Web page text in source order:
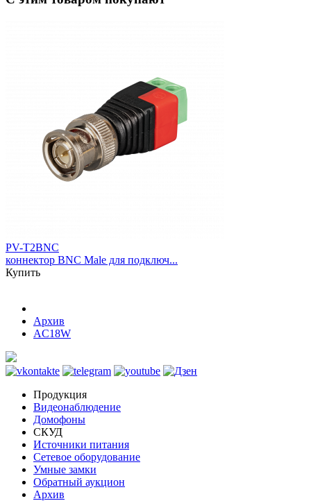
PV-T2BNC
коннектор BNC Male для подключ...
Купить
Архив
AC18W
Продукция
Видеонаблюдение
Домофоны
СКУД
Источники питания
Сетевое оборудование
Умные замки
Обратный аукцион
Архив